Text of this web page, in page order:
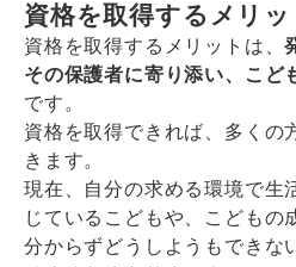
資格を取得するメリッ
資格を取得するメリットは、
その保護者に寄り添い、こど
です。
資格を取得できれば、多くの
きます。
現在、自分の求める環境で生
じているこどもや、こどもの
分からずどうしようもできな